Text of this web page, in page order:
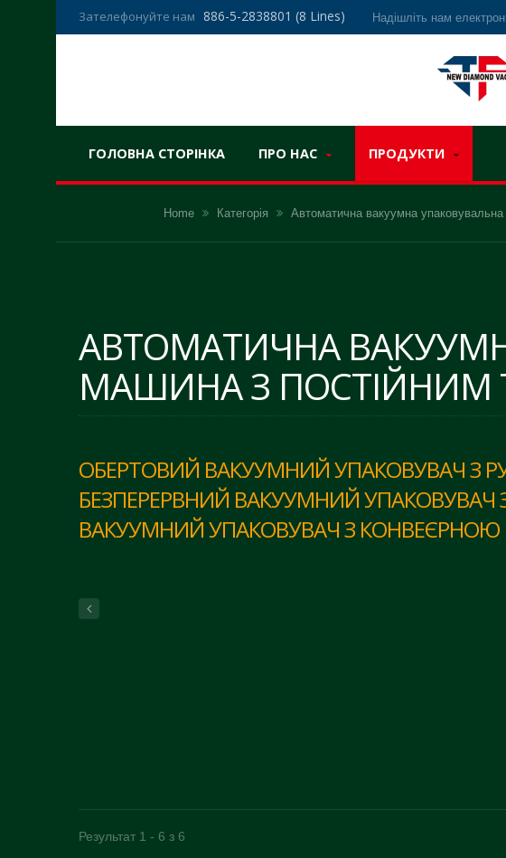
Зателефонуйте нам 886-5-2838801 (8 Lines) Надішліть нам
ГОЛОВНА СТОРІНКА ПРО НАС ПРОДУКТИ
Home Категорія Автоматична вакуумна
АВТОМАТИЧНА
МАШИНА З ПОСТІЙНИМ
ОБЕРТОВИЙ ВАКУУМНИЙ УПАКОВУВАЧ З
БЕЗПЕРЕРВНИЙ ВАКУУМНИЙ
ВАКУУМНИЙ УПАКОВУВАЧ З КОНВЕЄРНОЮ
Результат 1 - 6 з 6